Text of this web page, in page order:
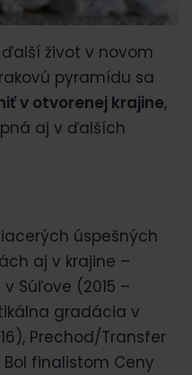
život v novom
pyramídu sa
v otvorenej krajine,
aj v ďalších
úspešných
aj v krajine –
Súľove (2015 –
gradácia v
Prechod/Transfer
Bol finalistom Ceny